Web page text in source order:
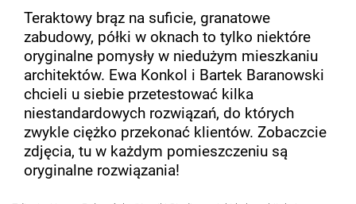
Teraktowy brąz na suficie, granatowe
zabudowy, półki w oknach to tylko niektóre
oryginalne pomysły w niedużym mieszkaniu
architektów. Ewa Konkol i Bartek Baranowski
chcieli u siebie przetestować kilka
niestandardowych rozwiązań, do których
zwykle ciężko przekonać klientów. Zobaczcie
zdjęcia, tu w każdym pomieszczeniu są
oryginalne rozwiązania!